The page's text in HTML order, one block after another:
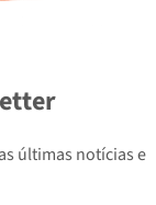
últimas notícias e